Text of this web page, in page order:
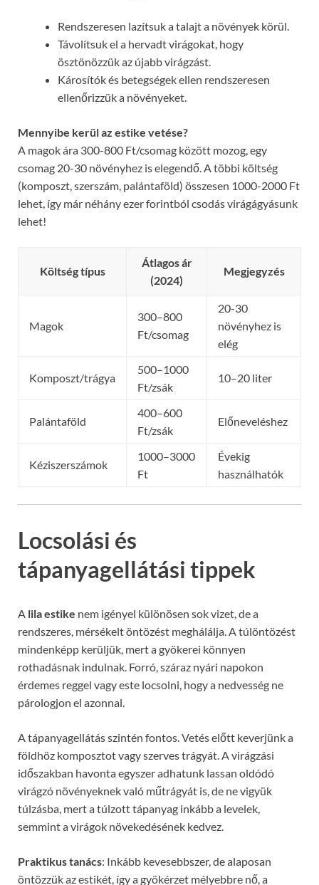
Rendszeresen lazítsuk a talajt a növények körül.
Távolítsuk el a hervadt virágokat, hogy
ösztönözzük az újabb virágzást.
Károsítók és betegségek ellen rendszeresen
ellenőrizzük a növényeket.
Mennyibe kerül az estike vetése?
A magok ára 300-800 Ft/csomag között mozog, egy
csomag 20-30 növényhez is elegendő. A többi költség
(komposzt, szerszám, palántaföld) összesen 1000-2000 Ft
lehet, így már néhány ezer forintból csodás virágágyásunk
lehet!
Költség típus
Átlagos ár
(2024)
Megjegyzés
Magok
300–800
Ft/csomag
20-30
növényhez is
elég
Komposzt/trágya
500–1000
Ft/zsák
10–20 liter
Palántaföld
400–600
Ft/zsák
Előneveléshez
Kéziszerszámok
1000–3000
Ft
Évekig
használhatók
Locsolási és
tápanyagellátási tippek
A lila estike nem igényel különösen sok vizet, de a
rendszeres, mérsékelt öntözést meghálálja. A túlöntözést
mindenképp kerüljük, mert a gyökerei könnyen
rothadásnak indulnak. Forró, száraz nyári napokon
érdemes reggel vagy este locsolni, hogy a nedvesség ne
párologjon el azonnal.
A tápanyagellátás szintén fontos. Vetés előtt keverjünk a
földhöz komposztot vagy szerves trágyát. A virágzási
időszakban havonta egyszer adhatunk lassan oldódó
virágzó növényeknek való műtrágyát is, de ne vigyük
túlzásba, mert a túlzott tápanyag inkább a levelek,
semmint a virágok növekedésének kedvez.
Praktikus tanács: Inkább kevesebbszer, de alaposan
öntözzük az estikét, így a gyökérzet mélyebbre nő, a